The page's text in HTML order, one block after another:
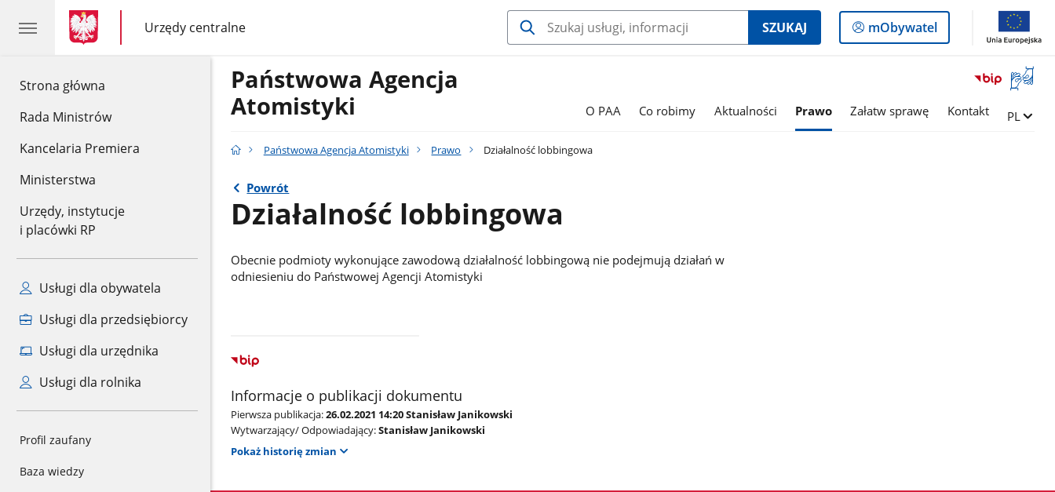
Strona główna
Rada Ministrów
Kancelaria Premiera
Ministerstwa
Urzędy, instytucje
i placówki RP
Usługi dla obywatela
Usługi dla przedsiębiorcy
Usługi dla urzędnika
Usługi dla rolnika
Profil zaufany
Baza wiedzy
gov.pl
gov.pl
Urzędy centralne
gov.pl
Urzędy
centralne
SZUKAJ
Logowanie
do
mObywatel
Otwórz
okno
Państwowa Agencja
Atomistyki
O PAA Co robimy Aktualności Prawo Załatw sprawę Kontakt Zmień
PL
Państwowa Agencja Atomistyki Prawo Działalność lobbingowa
Powrót
Działalność lobbingowa
Obecnie podmioty wykonujące zawodową działalność lobbingową nie podejmują działań w
odniesieniu do Państwowej Agencji Atomistyki
Informacje o publikacji dokumentu
Pierwsza publikacja:26.02.2021 14:20 Stanisław Janikowski
Wytwarzający/ Odpowiadający:Stanisław Janikowski
Pokaż historię zmian